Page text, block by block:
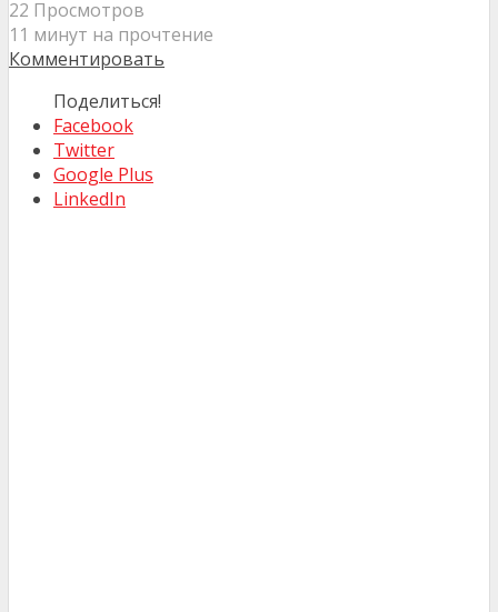
22 Просмотров
11 минут на прочтение
Комментировать
Поделиться!
Facebook
Twitter
Google Plus
LinkedIn